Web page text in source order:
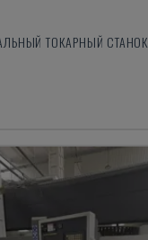
ТОКАРНЫЙ СТАНОК